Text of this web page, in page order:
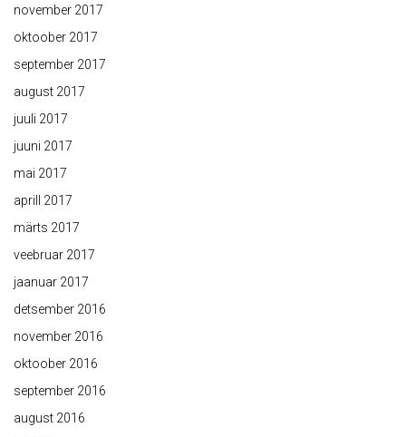
november 2017
oktoober 2017
september 2017
august 2017
juuli 2017
juuni 2017
mai 2017
aprill 2017
märts 2017
veebruar 2017
jaanuar 2017
detsember 2016
november 2016
oktoober 2016
september 2016
august 2016